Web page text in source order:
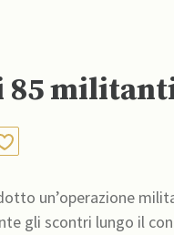
un’operazione
lungo il confine con la